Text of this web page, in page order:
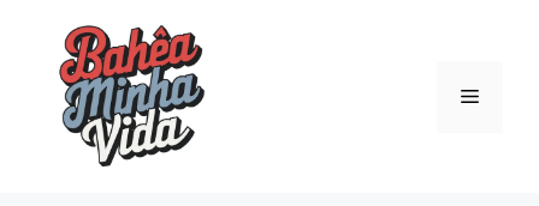
conteúdo
Menu